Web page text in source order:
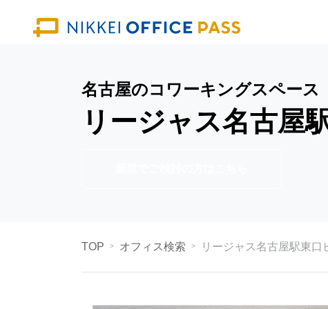
名古屋のコワーキングスペース
リージャス名古屋
TOP オフィス検索 リージャス名古屋駅東口